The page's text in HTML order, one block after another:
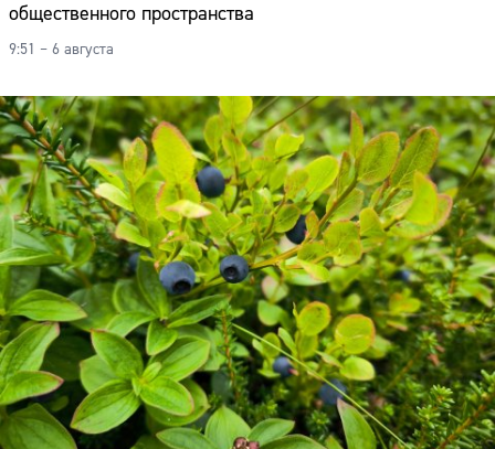
общественного пространства
9:51 – 6 августа
Сайт: